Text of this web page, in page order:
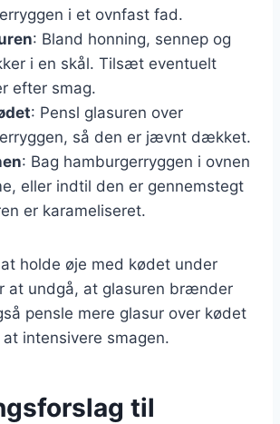
i et ovnfast fad.
: Bland honning, sennep og
i en skål. Tilsæt eventuelt
efter smag.
: Pensl glasuren over
så den er jævnt dækket.
: Bag hamburgerryggen i ovnen
eller indtil den er gennemstegt
er karameliseret.
holde øje med kødet under
at undgå, at glasuren brænder
pensle mere glasur over kødet
intensivere smagen.
til